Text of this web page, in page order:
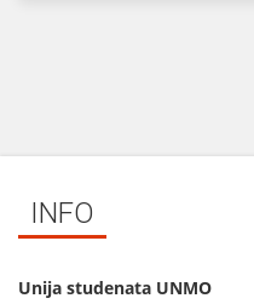
INFO
Unija studenata UNMO